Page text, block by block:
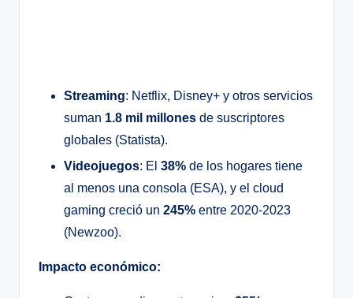
Streaming: Netflix, Disney+ y otros servicios
suman 1.8 mil millones de suscriptores
globales (Statista).
Videojuegos: El 38% de los hogares tiene
al menos una consola (ESA), y el cloud
gaming creció un 245% entre 2020-2023
(Newzoo).
Impacto económico: